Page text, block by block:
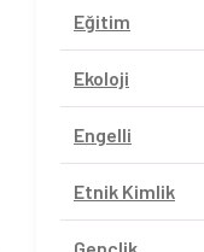
Eğitim
Ekoloji
Engelli
Etnik Kimlik